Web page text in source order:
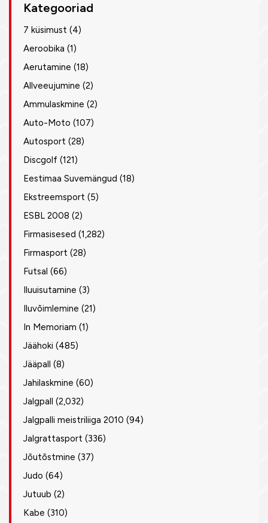
Kategooriad
7 küsimust (4)
Aeroobika (1)
Aerutamine (18)
Allveeujumine (2)
Ammulaskmine (2)
Auto-Moto (107)
Autosport (28)
Discgolf (121)
Eestimaa Suvemängud (18)
Ekstreemsport (5)
ESBL 2008 (2)
Firmasisesed (1,282)
Firmasport (28)
Futsal (66)
Iluuisutamine (3)
Iluvõimlemine (21)
In Memoriam (1)
Jäähoki (485)
Jääpall (8)
Jahilaskmine (60)
Jalgpall (2,032)
Jalgpalli meistriliiga 2010 (94)
Jalgrattasport (336)
Jõutõstmine (37)
Judo (64)
Jutuub (2)
Kabe (310)